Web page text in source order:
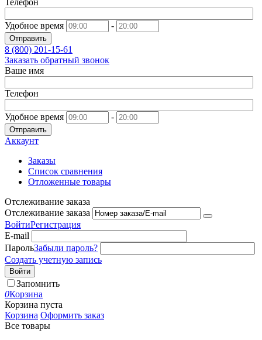
Телефон
Удобное время -
Отправить
8 (800) 201-15-61
Заказать обратный звонок
Ваше имя
Телефон
Удобное время -
Отправить
Аккаунт
Заказы
Список сравнения
Отложенные товары
Отслеживание заказа
Отслеживание заказа
ВойтиРегистрация
E-mail
ПарольЗабыли пароль?
Создать учетную запись
Войти
Запомнить
0Корзина
Корзина пуста
Корзина Оформить заказ
Все товары